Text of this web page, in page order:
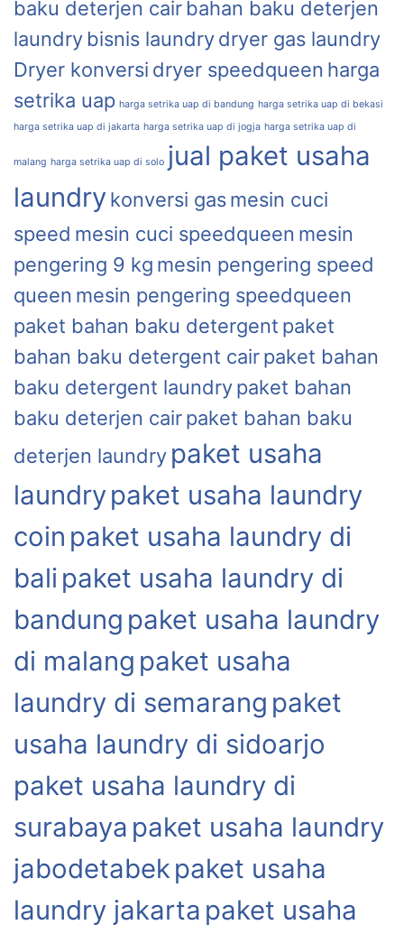
baku deterjen cair bahan baku deterjen
laundry bisnis laundrydryer gas laundry
Dryer konversi dryer speedqueen harga
setrika uap harga setrika uap di bandung harga setrika uap di bekasi
harga setrika uap di jakarta harga setrika uap di jogja harga setrika uap di
malang harga setrika uap di solo jual paket usaha
laundrykonversi gasmesin cuci
speed mesin cuci speedqueen mesin
pengering 9 kg mesin pengering speed
queen mesin pengering speedqueen
paket bahan baku detergent paket
bahan baku detergent cairpaket bahan
baku detergent laundrypaket bahan
baku deterjen cairpaket bahan baku
deterjen laundry paket usaha
laundrypaket usaha laundry
coin paket usaha laundry di
bali paket usaha laundry di
bandung paket usaha laundry
di malang paket usaha
laundry di semarang paket
usaha laundry di sidoarjo
paket usaha laundry di
surabaya paket usaha laundry
jabodetabek paket usaha
laundry jakarta paket usaha